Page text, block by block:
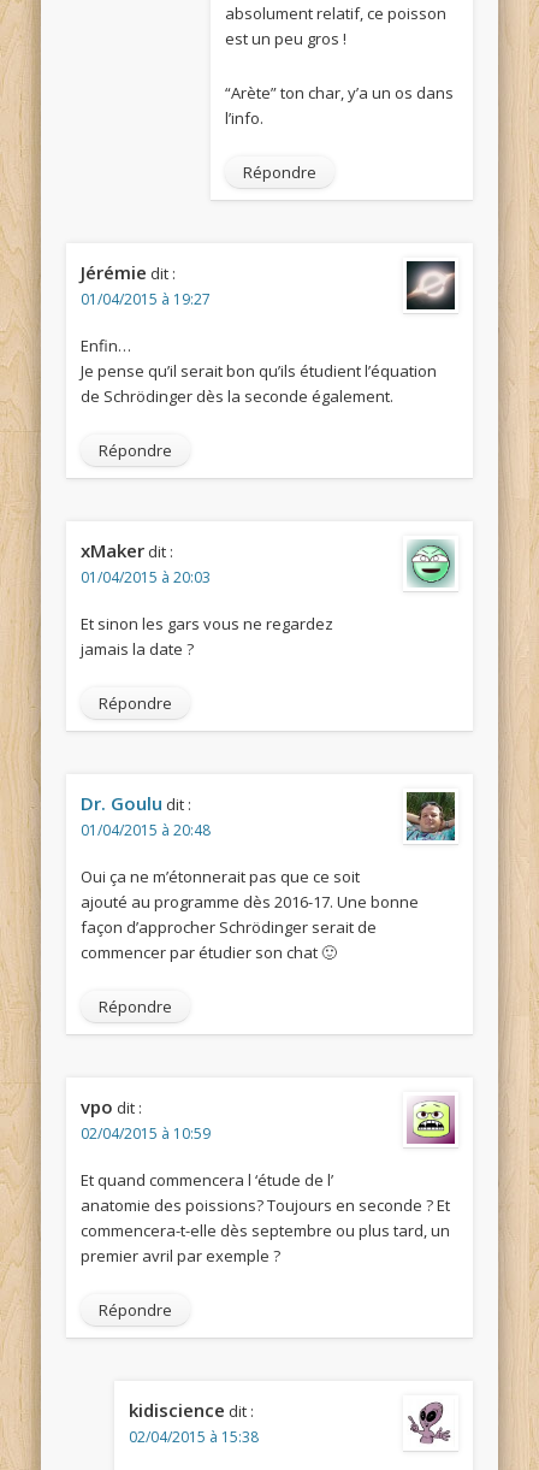
absolument relatif, ce poisson
est un peu gros !
“Arète” ton char, y’a un os dans
l’info.
Répondre
Jérémie dit :
01/04/2015 à 19:27
Enfin…
Je pense qu’il serait bon qu’ils étudient l’équation
de Schrödinger dès la seconde également.
Répondre
xMaker dit :
01/04/2015 à 20:03
Et sinon les gars vous ne regardez
jamais la date ?
Répondre
Dr. Goulu dit :
01/04/2015 à 20:48
Oui ça ne m’étonnerait pas que ce soit
ajouté au programme dès 2016-17. Une bonne
façon d’approcher Schrödinger serait de
commencer par étudier son chat 🙂
Répondre
vpo dit :
02/04/2015 à 10:59
Et quand commencera l ‘étude de l’
anatomie des poissions? Toujours en seconde ? Et
commencera-t-elle dès septembre ou plus tard, un
premier avril par exemple ?
Répondre
kidiscience dit :
02/04/2015 à 15:38